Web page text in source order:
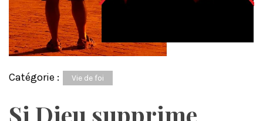
Catégorie : Vie de foi
Si Dieu supprime